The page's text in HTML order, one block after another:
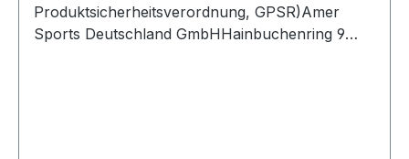
Produktsicherheitsverordnung, GPSR)Amer
Sports Deutschland GmbHHainbuchenring 9